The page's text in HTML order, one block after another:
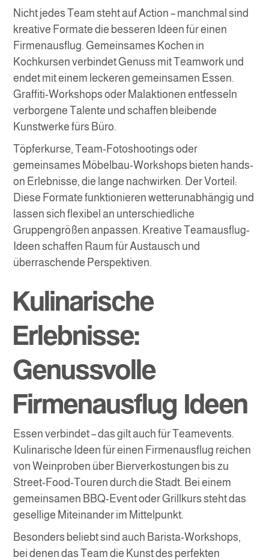
Nicht jedes Team steht auf Action – manchmal sind
kreative Formate die besseren Ideen für einen
Firmenausflug. Gemeinsames Kochen in
Kochkursen verbindet Genuss mit Teamwork und
endet mit einem leckeren gemeinsamen Essen.
Graffiti-Workshops oder Malaktionen entfesseln
verborgene Talente und schaffen bleibende
Kunstwerke fürs Büro.
Töpferkurse, Team-Fotoshootings oder
gemeinsames Möbelbau-Workshops bieten hands-
on Erlebnisse, die lange nachwirken. Der Vorteil:
Diese Formate funktionieren wetterunabhängig und
lassen sich flexibel an unterschiedliche
Gruppengrößen anpassen. Kreative Teamausflug-
Ideen schaffen Raum für Austausch und
überraschende Perspektiven.
Kulinarische
Erlebnisse:
Genussvolle
Firmenausflug Ideen
Essen verbindet – das gilt auch für Teamevents.
Kulinarische Ideen für einen Firmenausflug reichen
von Weinproben über Bierverkostungen bis zu
Street-Food-Touren durch die Stadt. Bei einem
gemeinsamen BBQ-Event oder Grillkurs steht das
gesellige Miteinander im Mittelpunkt.
Besonders beliebt sind auch Barista-Workshops,
bei denen das Team die Kunst des perfekten